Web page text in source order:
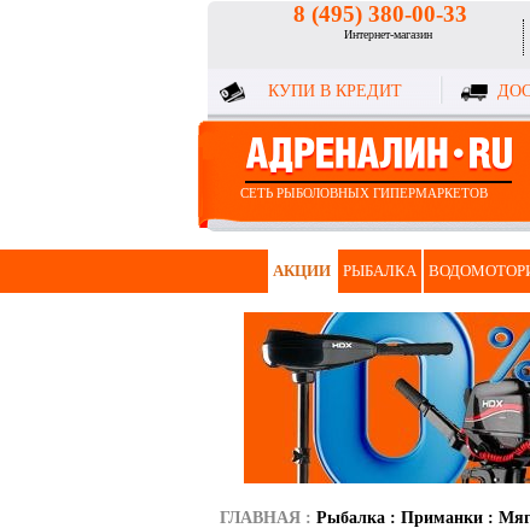
8 (495) 380-00-33
Интернет-магазин
КУПИ В КРЕДИТ
СЕТЬ РЫБОЛОВНЫХ ГИПЕРМАРКЕТОВ
АКЦИИ РЫБАЛКА
ГЛАВНАЯ : Рыбалка : Приманки :